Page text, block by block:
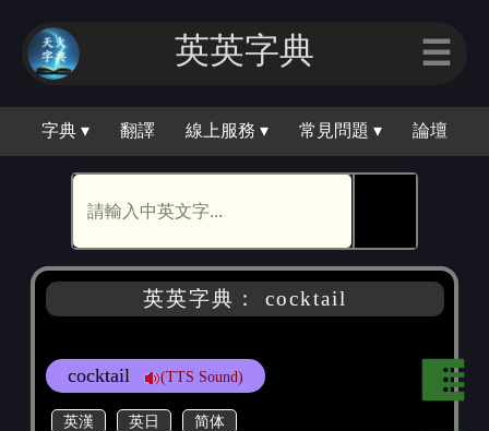
英英字典 ☰
字典 ▾ 翻譯 線上服務 ▾ 常見問題 ▾ 論壇
英英字典： cocktail
cocktail (TTS Sound)
英漢 英日 简体